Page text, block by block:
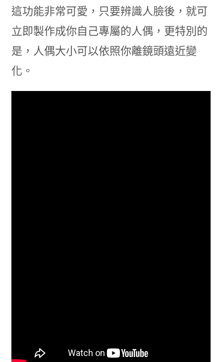
這功能非常可愛，只要辨識人臉後，就可
立即製作成你自己專屬的人偶，更特別的
是，人偶大小可以依照你離鏡頭遠近變
化。